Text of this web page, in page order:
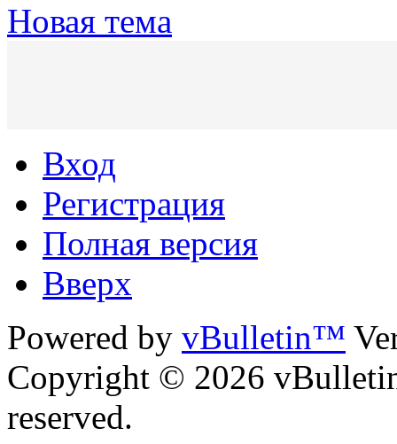
Новая тема
Вход
Регистрация
Полная версия
Вверх
Powered by vBulletin™
Copyright © 2026
reserved.